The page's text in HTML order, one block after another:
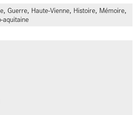
Guerre, Haute-Vienne, Histoire, Mémoire,
aquitaine